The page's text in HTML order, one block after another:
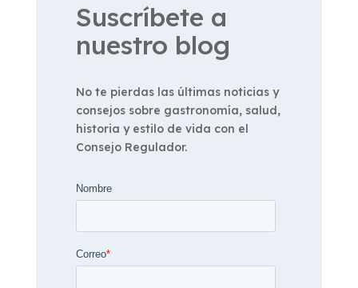
Suscríbete a
nuestro blog
No te pierdas las últimas noticias y
consejos sobre gastronomía, salud,
historia y estilo de vida con el
Consejo Regulador.